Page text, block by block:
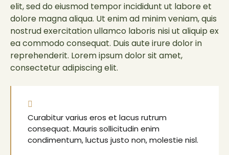
elit, sed do eiusmod tempor incididunt ut labore et
dolore magna aliqua. Ut enim ad minim veniam, quis
nostrud exercitation ullamco laboris nisi ut aliquip ex
ea commodo consequat. Duis aute irure dolor in
reprehenderit. Lorem ipsum dolor sit amet,
consectetur adipiscing elit.
Curabitur varius eros et lacus rutrum
consequat. Mauris sollicitudin enim
condimentum, luctus justo non, molestie nisl.